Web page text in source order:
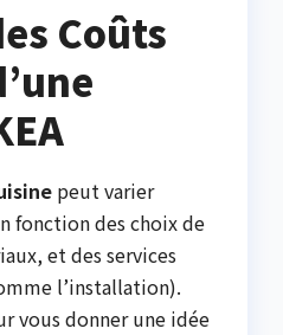
Coûts
peut varier
fonction des choix de
et des services
l’installation).
vous donner une idée